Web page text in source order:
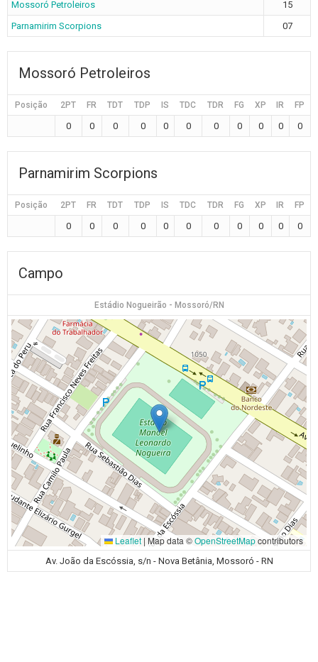
Mossoró Petroleiros
15
Parnamirim Scorpions
07
Mossoró Petroleiros
Posição 2PT FR TDT TDP IS TDC TDR FG XP IR FP
0 0 0 0 0 0 0 0 0 0 0
Parnamirim Scorpions
Posição 2PT FR TDT TDP IS TDC TDR FG XP IR FP
0 0 0 0 0 0 0 0 0 0 0
Campo
Estádio Nogueirão - Mossoró/RN
Leaflet | Map data ©OpenStreetMapcontributors
Av. João da Escóssia, s/n - Nova Betânia, Mossoró - RN